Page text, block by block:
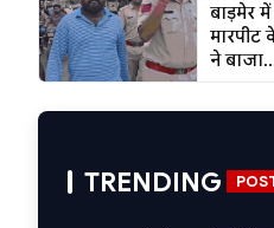
बाड़मेर
मारपीट
ने
TRENDING